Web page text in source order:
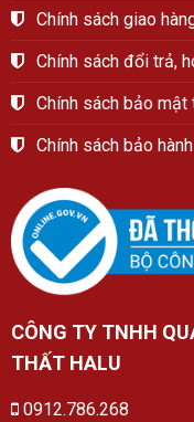
Chính sách giao
Chính sách đổi trả,
Chính sách bảo mật
Chính sách bảo
CÔNG TY TNHH
THẤT HALU
0912.786.268